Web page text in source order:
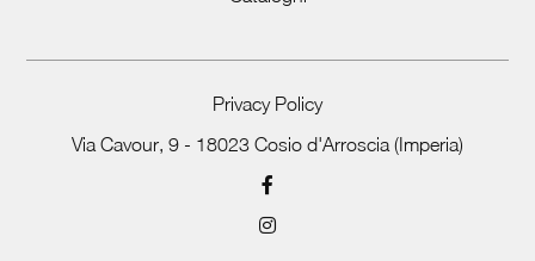
Privacy Policy
Via Cavour, 9 - 18023 Cosio d'Arroscia (Imperia)